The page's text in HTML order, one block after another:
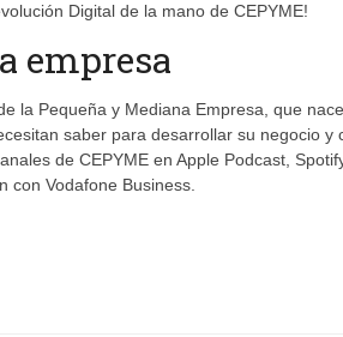
Digital de la mano de CEPYME!
empresa
la Pequeña y Mediana Empresa, que
saber para desarrollar su negocio y
de CEPYME en Apple Podcast,
con Vodafone Business.